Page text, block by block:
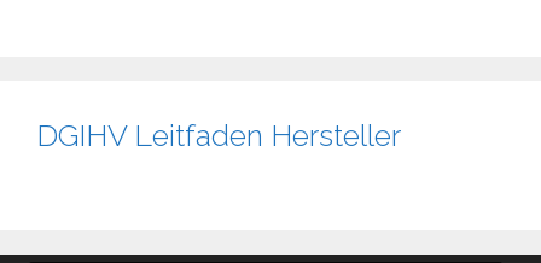
DGIHV Leitfaden Hersteller